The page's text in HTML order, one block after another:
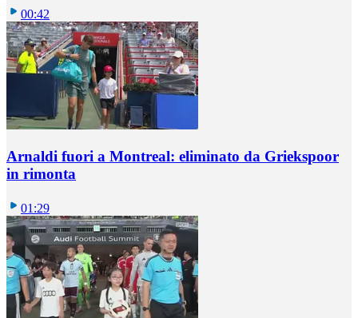
00:42
Arnaldi fuori a Montreal: eliminato da Griekspoor
in rimonta
01:29